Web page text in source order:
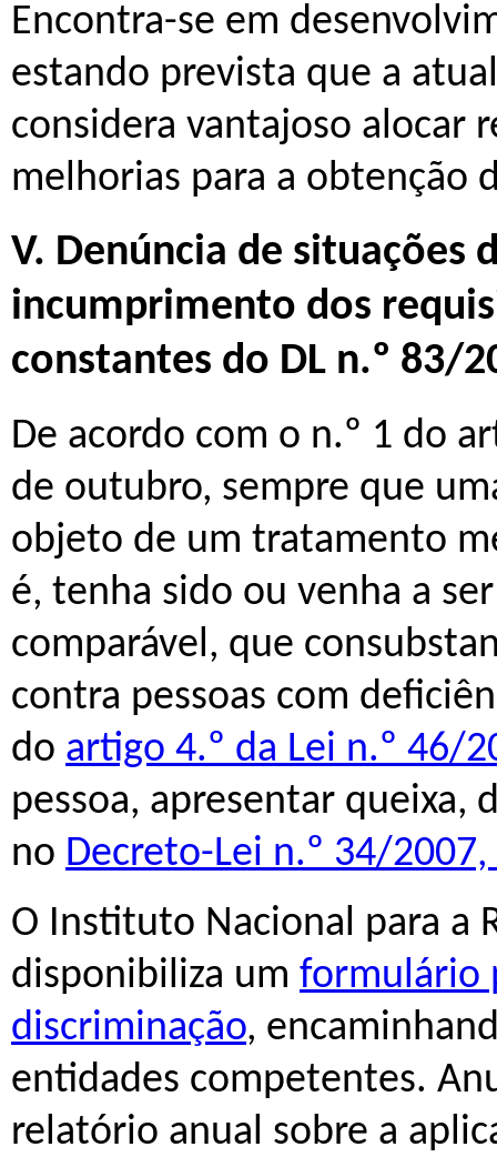
Encontra-se em
estando prevista que a
considera vantajoso alocar
melhorias para a obtenção
V. Denúncia de situações
incumprimento dos
constantes do DL n.º 83/
De acordo com o n.º 1 do
de outubro, sempre que
objeto de um tratamento
é, tenha sido ou venha a
comparável, que
contra pessoas com
do artigo 4.º da Lei n.º 46/
pessoa, apresentar queixa,
no Decreto-Lei n.º 34/
O Instituto Nacional para a
disponibiliza um formulário
discriminação,
entidades competentes.
relatório anual sobre a